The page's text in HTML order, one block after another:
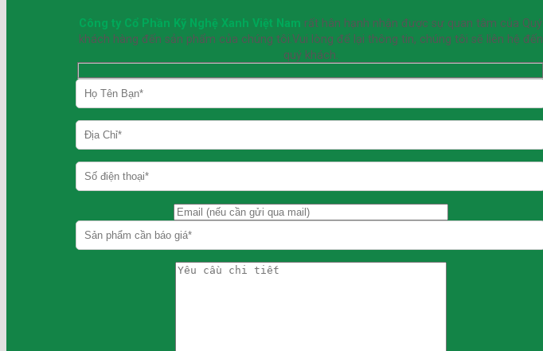
Công ty Cổ Phần Kỹ Nghệ Xanh Việt Nam rất hân hạnh nhận được sự quan tâm của Quý
khách hàng đến sản phẩm của chúng tôi.Vui lòng để lại thông tin, chúng tôi sẽ liên hệ đến
quý khách.